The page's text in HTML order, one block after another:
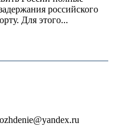
российского
Для этого...